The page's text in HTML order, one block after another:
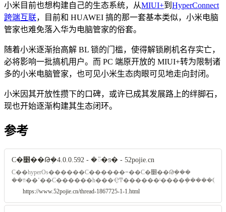
小米目前也想构建自己的生态系统，从MIUI+到 HyperConnect
跨端互联，目前和 HUAWEI 搞的那一套基本类似，小米电脑
管家也难免落入华为电脑管家的俗套。
随着小米逐渐抬高解 BL 锁的门槛，使得解锁刷机名存实亡，
必将影响一批搞机用户。而 PC 端原开放的 MIUI+转为限制诸
多的小米电脑管家，也可见小米生态肉眼可见地走向封闭。
小米因其开放性攒下的口碑，或许已成其发展路上的绊脚石，
现也开始逐渐构建其生态闭环。
参考
С�׵��Թܼ�4.0.0.592 - �ᰮ�ƽ� - 52pojie.cn
С��hyperOs������С������=��С�׵��Թܼ���
��װ��ʽ��С������һ���ҾͲ������ˡ����ܻ�����Ҫwifi6��Intel�����ͺ��԰ɣ����õ�AX200��Xiaomi
HyperConnect ��� ...
https://www.52pojie.cn/thread-1867725-1-1.html